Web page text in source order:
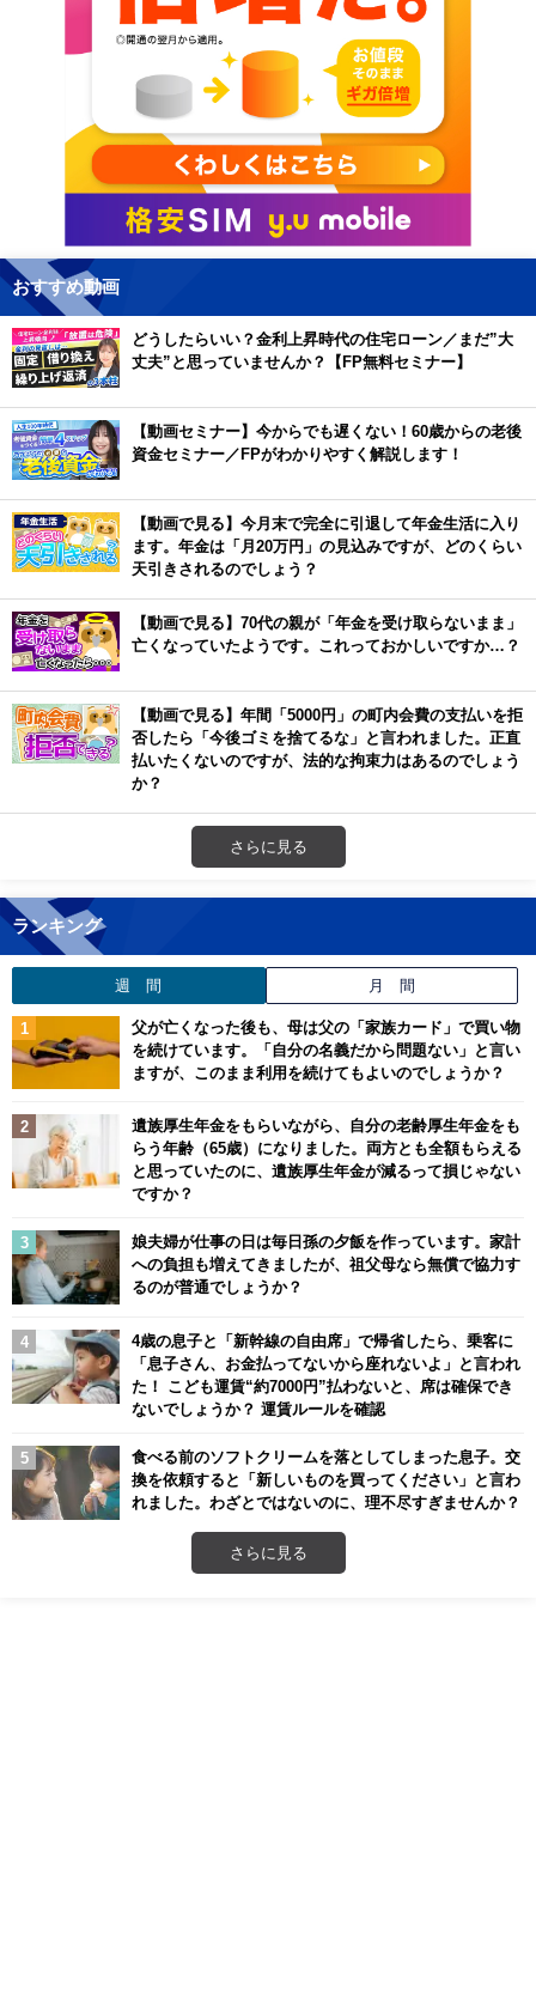
おすすめ動画
どうしたらいい？金利上昇時代の住宅ローン／まだ”大
丈夫”と思っていませんか？【FP無料セミナー】
【動画セミナー】今からでも遅くない！60歳からの老後
資金セミナー／FPがわかりやすく解説します！
【動画で見る】今月末で完全に引退して年金生活に入り
ます。年金は「月20万円」の見込みですが、どのくらい
天引きされるのでしょう？
【動画で見る】70代の親が「年金を受け取らないまま」
亡くなっていたようです。これっておかしいですか…？
【動画で見る】年間「5000円」の町内会費の支払いを拒
否したら「今後ゴミを捨てるな」と言われました。正直
払いたくないのですが、法的な拘束力はあるのでしょう
か？
さらに見る
ランキング
週 間 月 間
父が亡くなった後も、母は父の「家族カード」で買い物
を続けています。「自分の名義だから問題ない」と言い
ますが、このまま利用を続けてもよいのでしょうか？
遺族厚生年金をもらいながら、自分の老齢厚生年金をも
らう年齢（65歳）になりました。両方とも全額もらえる
と思っていたのに、遺族厚生年金が減るって損じゃない
ですか？
娘夫婦が仕事の日は毎日孫の夕飯を作っています。家計
への負担も増えてきましたが、祖父母なら無償で協力す
るのが普通でしょうか？
4歳の息子と「新幹線の自由席」で帰省したら、乗客に
「息子さん、お金払ってないから座れないよ」と言われ
た！ こども運賃“約7000円”払わないと、席は確保でき
ないでしょうか？ 運賃ルールを確認
食べる前のソフトクリームを落としてしまった息子。交
換を依頼すると「新しいものを買ってください」と言わ
れました。わざとではないのに、理不尽すぎませんか？
さらに見る